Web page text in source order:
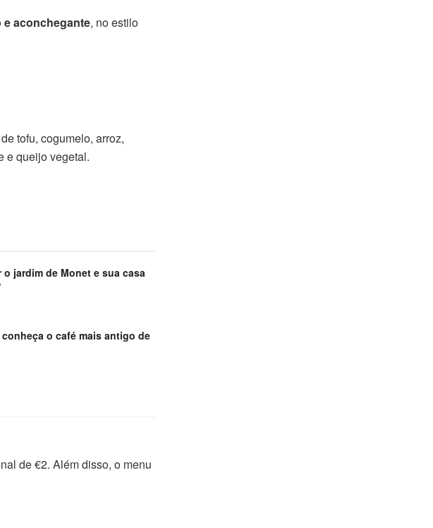
e aconchegante, no estilo
tofu, cogumelo, arroz,
e queijo vegetal.
jardim de Monet e sua casa
o café mais antigo de
de €2. Além disso, o menu